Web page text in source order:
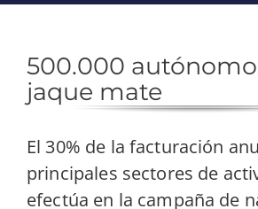
500.000
jaque mate
El 30% de la facturación
principales sectores de
efectúa en la campaña de